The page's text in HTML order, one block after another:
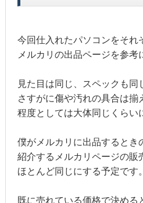
今回仕入れたパソコンをそれ
メルカリの出品ページを参考
見た目は同じ、スペックも同
さすがに傷や汚れの具合は揃
程度としては大体同じくらい
僕がメルカリに出品するとき
紹介するメルカリページの販
ほとんど同じにする予定です。
既に売れている価格で決める